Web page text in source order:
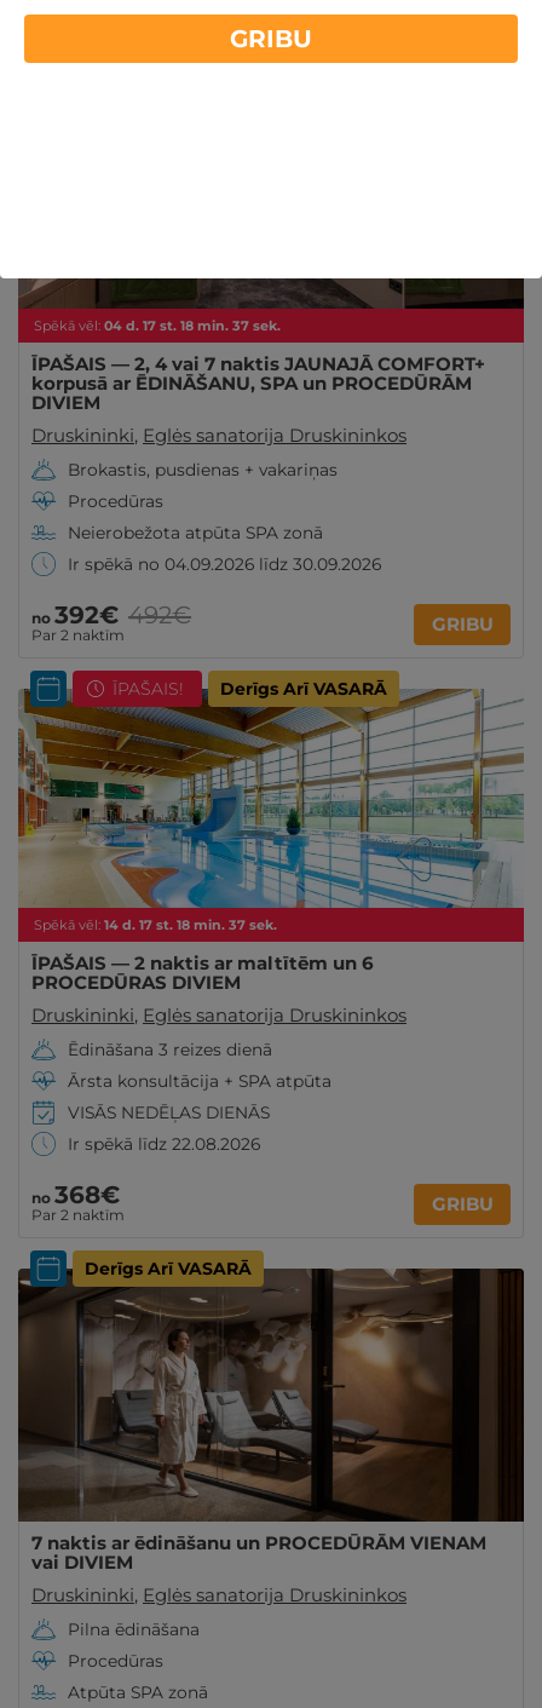
Druskininkos! Relaksācija un rūpes par sevi - Tavs
ceļs uz veselību! Uzzini vairāk gribuatpusties.lv
Spēkā vēl: 04 d. 17 st. 18 min. 35 sek.
ĪPAŠAIS — 2, 4 vai 7 naktis JAUNAJĀ COMFORT+
korpusā ar ĒDINĀŠANU, SPA un PROCEDŪRĀM
DIVIEM
Druskininki, Eglės sanatorija Druskininkos
Brokastis, pusdienas + vakariņas
Procedūras
Neierobežota atpūta SPA zonā
Ir spēkā no 04.09.2026 līdz 30.09.2026
no 392€
Par 2 naktīm
492€ GRIBU
Spēkā vēl: 14 d. 17 st. 18 min. 35 sek.
ĪPAŠAIS! Derīgs Arī VASARĀ
ĪPAŠAIS — 2 naktis ar maltītēm un 6
PROCEDŪRAS DIVIEM
Druskininki, Eglės sanatorija Druskininkos
Ēdināšana 3 reizes dienā
Ārsta konsultācija + SPA atpūta
VISĀS NEDĒĻAS DIENĀS
Ir spēkā līdz 22.08.2026
no 368€
Par 2 naktīm GRIBU
Derīgs Arī VASARĀ
7 naktis ar ēdināšanu un PROCEDŪRĀM VIENAM
vai DIVIEM
Druskininki, Eglės sanatorija Druskininkos
Pilna ēdināšana
Procedūras
Atpūta SPA zonā
GRIBU